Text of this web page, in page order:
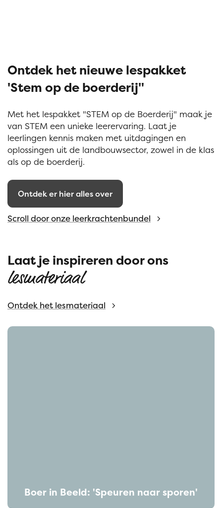
Ontdek het nieuwe lespakket
'Stem op de boerderij"
Met het lespakket "STEM op de Boerderij" maak je
van STEM een unieke leerervaring. Laat je
leerlingen kennis maken met uitdagingen en
oplossingen uit de landbouwsector, zowel in de klas
als op de boerderij.
Ontdek er hier alles over
Scroll door onze leerkrachtenbundel
Laat je inspireren door ons
lesmateriaal
Ontdek het lesmateriaal
Boer in Beeld: 'Speuren naar sporen'